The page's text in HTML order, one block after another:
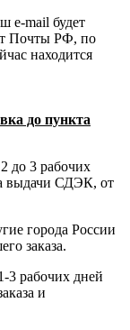
e-mail будет
Почты РФ, по
находится
до пункта
до 3 рабочих
выдачи СДЭК, от
города России
заказа.
3 рабочих дней
и